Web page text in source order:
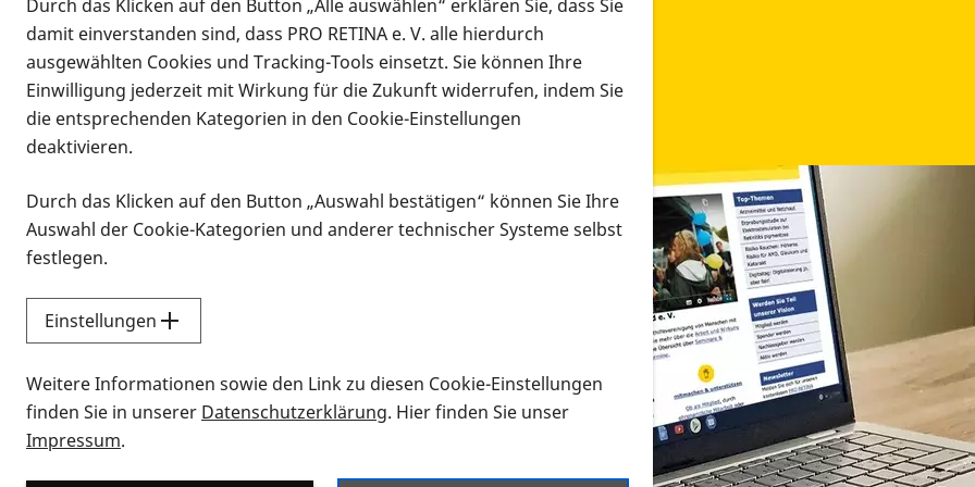
Infomaterial
Infomaterial
Vorlesen
Alle Infomaterialien in verschiedenen Formaten an
Sie möchten wissen, wie Sie nach Infonmaterial suchen und dieses bestellen bzw. herunterladen
Durch das Klicken auf den Button „Alle auswählen“ erklären Sie, dass Sie
damit einverstanden sind, dass PRO RETINA e. V. alle hierdurch
ausgewählten Cookies und Tracking-Tools einsetzt. Sie können Ihre
Einwilligung jederzeit mit Wirkung für die Zukunft widerrufen, indem Sie
die entsprechenden Kategorien in den Cookie-Einstellungen
deaktivieren.
Durch das Klicken auf den Button „Auswahl bestätigen“ können Sie Ihre
Auswahl der Cookie-Kategorien und anderer technischer Systeme selbst
festlegen.
Einstellungen
Weitere Informationen sowie den Link zu diesen Cookie-Einstellungen
finden Sie in unserer Datenschutzerklärung. Hier finden Sie unser
Impressum.